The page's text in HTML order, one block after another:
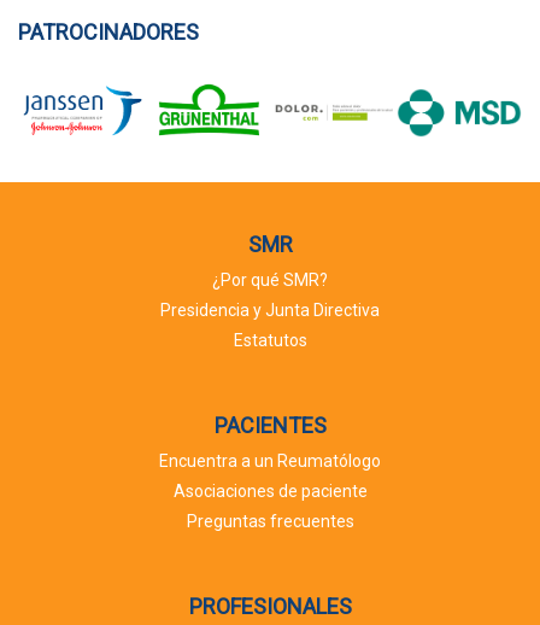
PATROCINADORES
SMR
¿Por qué SMR?
Presidencia y Junta Directiva
Estatutos
PACIENTES
Encuentra a un Reumatólogo
Asociaciones de paciente
Preguntas frecuentes
PROFESIONALES